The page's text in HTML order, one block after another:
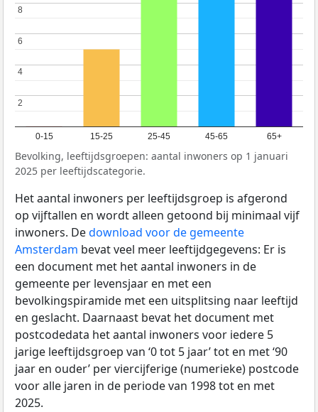
0-15 15-25 25-45 45-65 65+
2
2
4
4
6
6
8
8
Bevolking, leeftijdsgroepen: aantal inwoners op 1 januari
2025 per leeftijdscategorie.
Het aantal inwoners per leeftijdsgroep is afgerond
op vijftallen en wordt alleen getoond bij minimaal vijf
inwoners. Dedownload voor de gemeente
Amsterdam bevat veel meer leeftijdgegevens: Er is
een document met het aantal inwoners in de
gemeente per levensjaar en met een
bevolkingspiramide met een uitsplitsing naar leeftijd
en geslacht. Daarnaast bevat het document met
postcodedata het aantal inwoners voor iedere 5
jarige leeftijdsgroep van ‘0 tot 5 jaar’ tot en met ‘90
jaar en ouder’ per viercijferige (numerieke) postcode
voor alle jaren in de periode van 1998 tot en met
2025.